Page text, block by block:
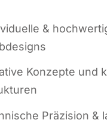
&
Kon­zep­te und
Prä­zi­si­on &